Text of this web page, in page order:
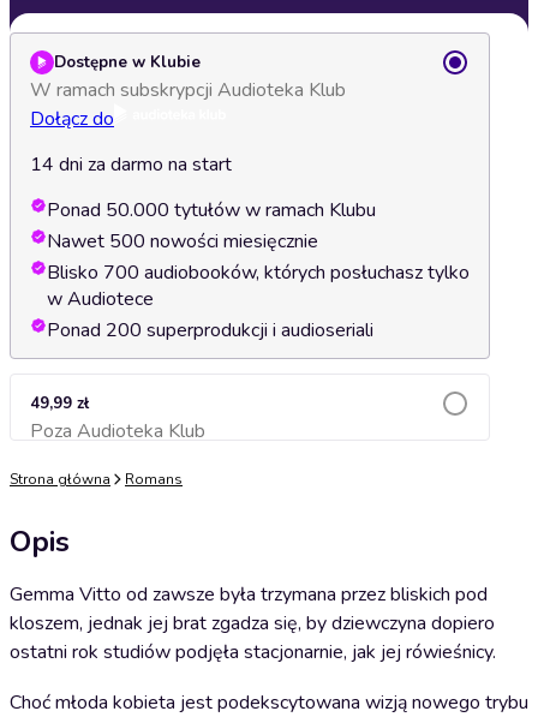
Dostępne w Klubie
W ramach subskrypcji Audioteka Klub
Dołącz do
14 dni za darmo na start
Ponad 50.000 tytułów w ramach Klubu
Nawet 500 nowości miesięcznie
Blisko 700 audiobooków, których posłuchasz tylko
w Audiotece
Ponad 200 superprodukcji i audioseriali
49,99 zł
Poza Audioteka KlubDodaj do koszyka
Strona główna Romans
Opis
Gemma Vitto od zawsze była trzymana przez bliskich pod
kloszem, jednak jej brat zgadza się, by dziewczyna dopiero
ostatni rok studiów podjęła stacjonarnie, jak jej rówieśnicy.
Choć młoda kobieta jest podekscytowana wizją nowego trybu